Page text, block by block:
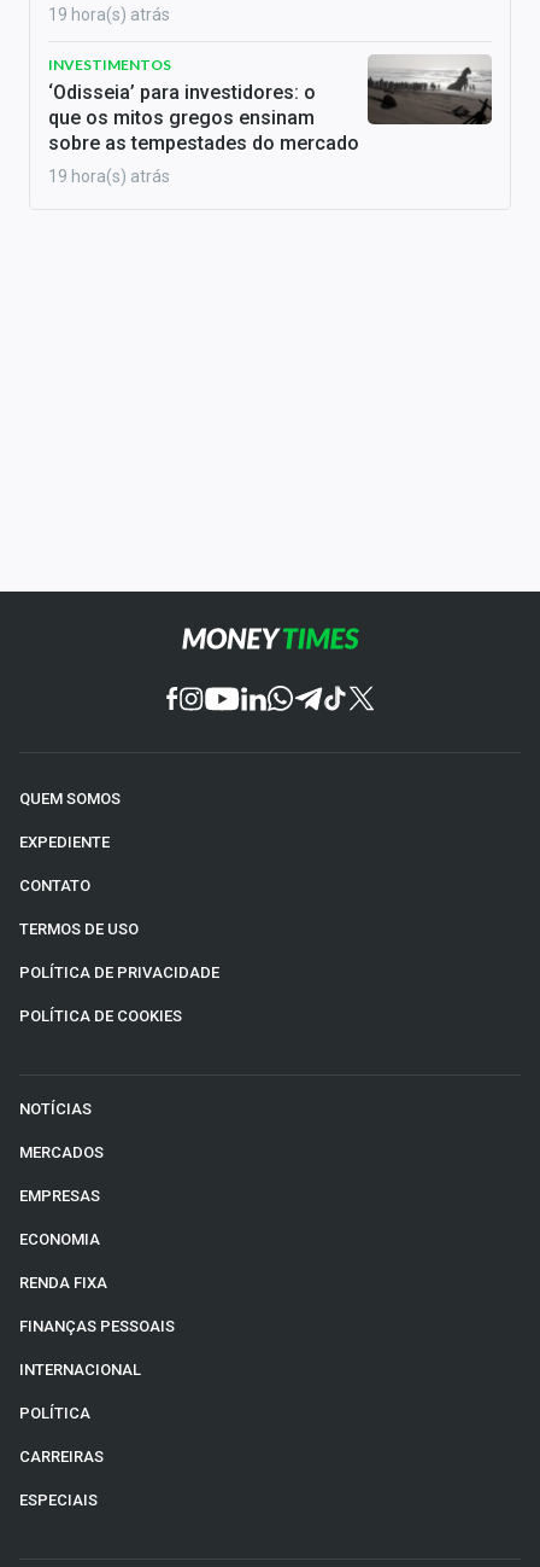
19 hora(s) atrás
INVESTIMENTOS
‘Odisseia’ para investidores: o
que os mitos gregos ensinam
sobre as tempestades do mercado
19 hora(s) atrás
QUEM SOMOS
EXPEDIENTE
CONTATO
TERMOS DE USO
POLÍTICA DE PRIVACIDADE
POLÍTICA DE COOKIES
NOTÍCIAS
MERCADOS
EMPRESAS
ECONOMIA
RENDA FIXA
FINANÇAS PESSOAIS
INTERNACIONAL
POLÍTICA
CARREIRAS
ESPECIAIS